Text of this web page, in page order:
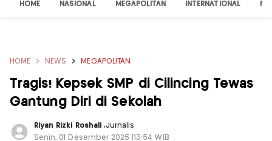
HOME NASIONAL MEGAPOLITAN INTERNATIONAL
HOME NEWS MEGAPOLITAN
Tragis! Kepsek SMP di Cilincing Tewas
Gantung Diri di Sekolah
Riyan Rizki Roshali ,Jurnalis
Senin, 01 Desember 2025 |13:54 WIB